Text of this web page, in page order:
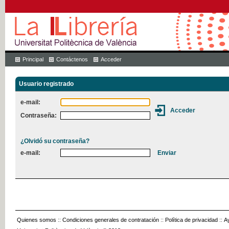
Principal Contáctenos Acceder
Usuario registrado
e-mail:
Contraseña:
¿Olvidó su contraseña?
e-mail:
Quienes somos :: Condiciones generales de contratación :: Política de privacidad ::